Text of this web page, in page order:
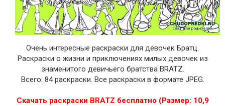
Очень интересные раскраски для девочек Братц.
Раскраски о жизни и приключениях милых девочек из
знаменитого девичьего братства BRATZ.
Всего: 84 раскраски. Все раскраски в формате JPEG.
Скачать раскраски BRATZ бесплатно (Размер: 10,9